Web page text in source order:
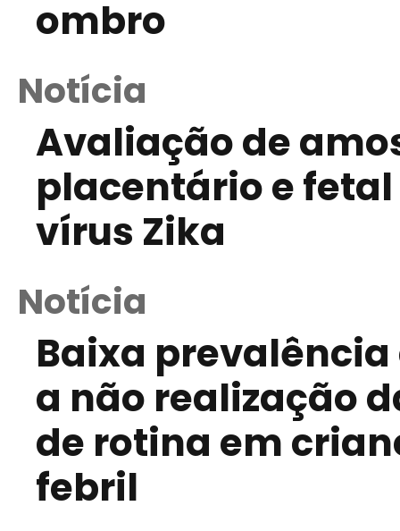
ombro
Notícia
Avaliação de
placentário e
vírus Zika
Notícia
Baixa
a não realização
de rotina em
febril